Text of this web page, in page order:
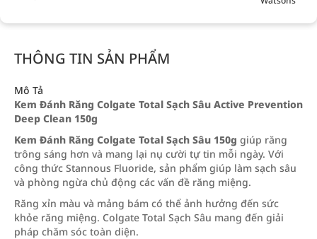
THÔNG TIN SẢN PHẨM
Mô Tả
Kem Đánh Răng Colgate Total Sạch Sâu Active Prevention
Deep Clean 150g
Kem Đánh Răng Colgate Total Sạch Sâu 150g giúp răng
trông sáng hơn và mang lại nụ cười tự tin mỗi ngày. Với
công thức Stannous Fluoride, sản phẩm giúp làm sạch sâu
và phòng ngừa chủ động các vấn đề răng miệng.
Răng xỉn màu và mảng bám có thể ảnh hưởng đến sức
khỏe răng miệng. Colgate Total Sạch Sâu mang đến giải
pháp chăm sóc toàn diện.